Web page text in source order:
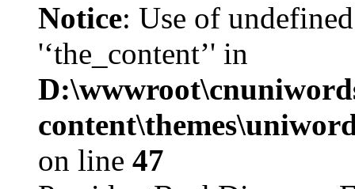
Notice: Use of
'‘the_content’' in
on line 47